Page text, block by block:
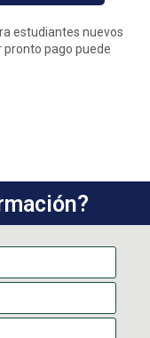
estudiantes nuevos
pronto pago puede